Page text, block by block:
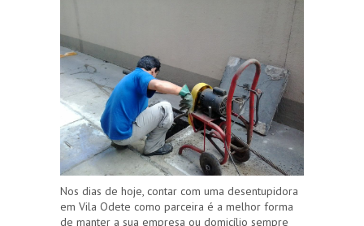
Nos dias de hoje, contar com uma desentupidora
em Vila Odete como parceira é a melhor forma
de manter a sua empresa ou domicílio sempre